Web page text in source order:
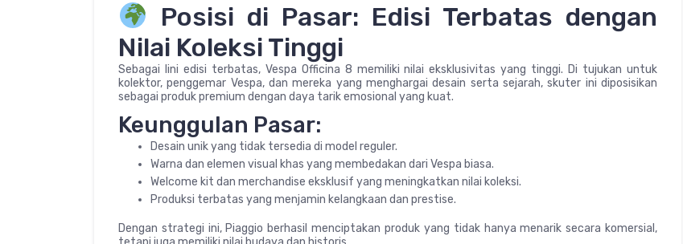
Posisi di Pasar: Edisi Terbatas dengan
Nilai Koleksi Tinggi
Sebagai lini edisi terbatas, Vespa Officina 8 memiliki nilai eksklusivitas yang tinggi. Di tujukan untuk
kolektor, penggemar Vespa, dan mereka yang menghargai desain serta sejarah, skuter ini diposisikan
sebagai produk premium dengan daya tarik emosional yang kuat.
Keunggulan Pasar:
Desain unik yang tidak tersedia di model reguler.
Warna dan elemen visual khas yang membedakan dari Vespa biasa.
Welcome kit dan merchandise eksklusif yang meningkatkan nilai koleksi.
Produksi terbatas yang menjamin kelangkaan dan prestise.
Dengan strategi ini, Piaggio berhasil menciptakan produk yang tidak hanya menarik secara komersial,